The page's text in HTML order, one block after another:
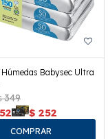
Babysec Ultra
349
$ 252